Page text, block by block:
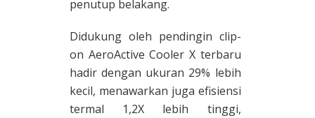
penutup belakang.
Didukung oleh pendingin clip-
on AeroActive Cooler X terbaru
hadir dengan ukuran 29% lebih
kecil, menawarkan juga efisiensi
termal 1,2X lebih tinggi,